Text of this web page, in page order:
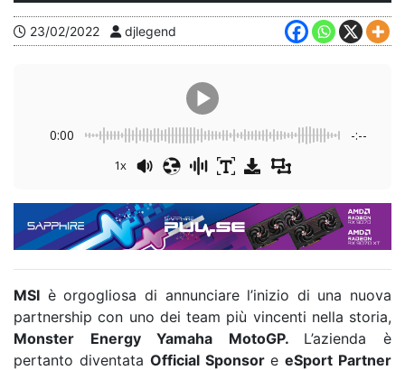
23/02/2022 djlegend
0:00 -:--
1x
MSI è orgogliosa di annunciare l’inizio di una nuova
partnership con uno dei team più vincenti nella storia,
Monster Energy Yamaha MotoGP. L’azienda è
pertanto diventata Official SponsoreeSport Partner